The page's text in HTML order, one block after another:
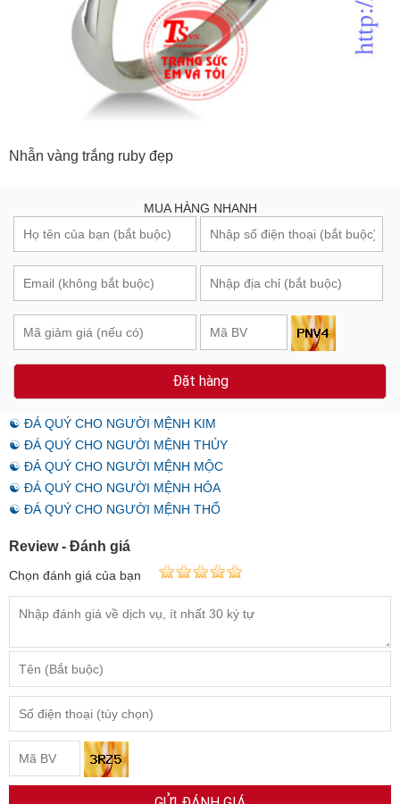
Nhẫn vàng trắng ruby đẹp
MUA HÀNG NHANH
Đặt hàng
☯ ĐÁ QUÝ CHO NGƯỜI MỆNH KIM
☯ ĐÁ QUÝ CHO NGƯỜI MỆNH THỦY
☯ ĐÁ QUÝ CHO NGƯỜI MỆNH MỘC
☯ ĐÁ QUÝ CHO NGƯỜI MỆNH HỎA
☯ ĐÁ QUÝ CHO NGƯỜI MỆNH THỔ
Review - Đánh giá
Chọn đánh giá của bạn